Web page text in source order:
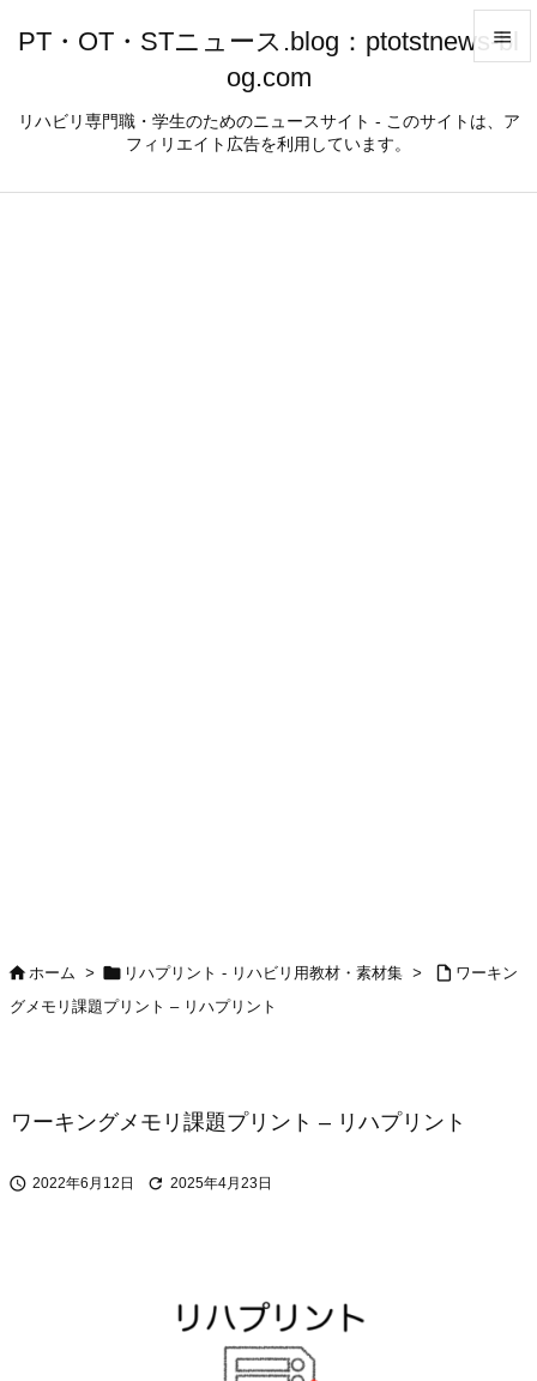
PT・OT・STニュース.blog：ptotstnews-bl
og.com
リハビリ専門職・学生のためのニュースサイト - このサイトは、ア
フィリエイト広告を利用しています。

ホーム >  リハプリント - リハビリ用教材・素材集 >  ワーキン
グメモリ課題プリント – リハプリント
ワーキングメモリ課題プリント – リハプリント
 2022年6月12日  2025年4月23日